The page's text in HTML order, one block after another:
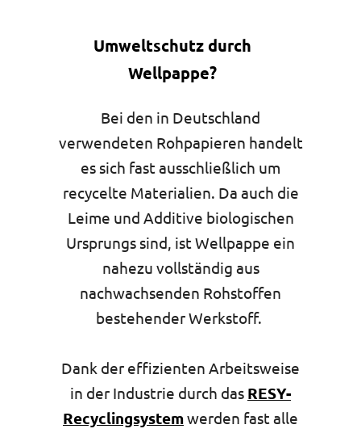
Umweltschutz durch
Wellpappe?
Bei den in Deutschland
verwendeten Rohpapieren handelt
es sich fast ausschließlich um
recycelte Materialien. Da auch die
Leime und Additive biologischen
Ursprungs sind, ist Wellpappe ein
nahezu vollständig aus
nachwachsenden Rohstoffen
bestehender Werkstoff.
Dank der effizienten Arbeitsweise
in der Industrie durch das RESY-
Recyclingsystemwerden fast alle